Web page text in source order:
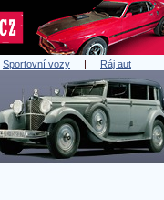
Sportovní vozy | Ráj aut